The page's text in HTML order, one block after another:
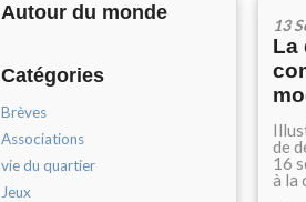
Autour du monde
Catégories
Brèves
Associations
vie du quartier
Jeux
13
La
de
16
à la